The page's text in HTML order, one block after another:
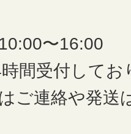
〜16:00
時間受付してお
ご連絡や発送